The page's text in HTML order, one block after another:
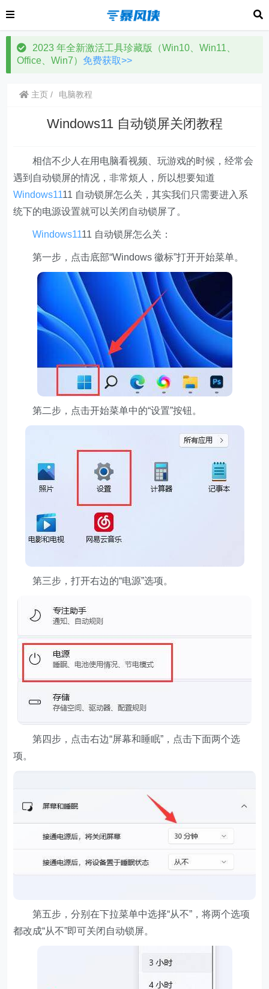
2023 年全新激活工具珍藏版（Win10、Win11、
Office、Win7） 免费获取>>
主页 电脑教程
Windows11 自动锁屏关闭教程
相信不少人在用电脑看视频、玩游戏的时候，经常会
遇到自动锁屏的情况，非常烦人，所以想要知道
Windows1111 自动锁屏怎么关，其实我们只需要进入系
统下的电源设置就可以关闭自动锁屏了。
Windows1111 自动锁屏怎么关：
第一步，点击底部“Windows 徽标”打开开始菜单。
第二步，点击开始菜单中的“设置”按钮。
第三步，打开右边的“电源”选项。
第四步，点击右边“屏幕和睡眠”，点击下面两个选
项。
第五步，分别在下拉菜单中选择“从不”，将两个选项
都改成“从不”即可关闭自动锁屏。